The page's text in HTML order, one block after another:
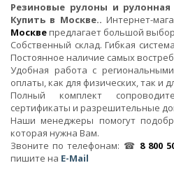
Резиновые рулоны и
Купить в Москве.. Интернет-
Москвепредлагает большой
Собственный склад. Гибкая
Постоянное наличие самых
Удобная работа с
оплаты, как для физических, так и
Полный комплект
сертификаты и разрешительные
Наши менеджеры помогут
которая нужна Вам.
Звоните по телефонам: ☎ 8 800
пишите на E-Mail